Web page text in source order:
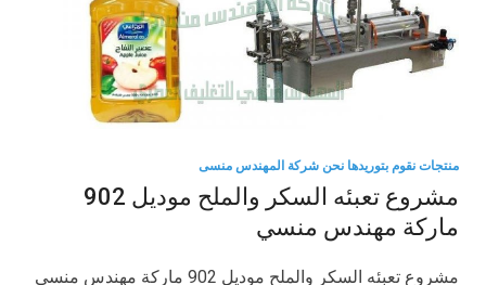
منتجات نقوم بتوريدها نحن شركة المهندس منسى
مشروع تعبئه السكر والملح موديل 902
ماركة مهندس منسي
مشروع تعبئه السكر والملح موديل 902 ماركة مهندس منسي